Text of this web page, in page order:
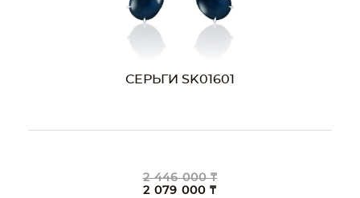
СЕРЬГИ SK01601
2 446 000 ₸
2 079 000 ₸